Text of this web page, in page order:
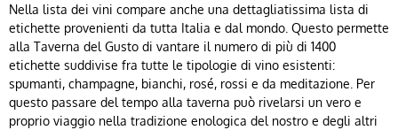
Nella lista dei vini compare anche una dettagliatissima lista di
etichette provenienti da tutta Italia e dal mondo. Questo permette
alla Taverna del Gusto di vantare il numero di più di 1400
etichette suddivise fra tutte le tipologie di vino esistenti:
spumanti, champagne, bianchi, rosé, rossi e da meditazione. Per
questo passare del tempo alla taverna può rivelarsi un vero e
proprio viaggio nella tradizione enologica del nostro e degli altri